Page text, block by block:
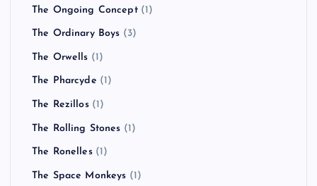
The Ongoing Concept(1)
The Ordinary Boys (3)
The Orwells (1)
The Pharcyde (1)
The Rezillos(1)
The Rolling Stones (1)
The Ronelles(1)
The Space Monkeys (1)